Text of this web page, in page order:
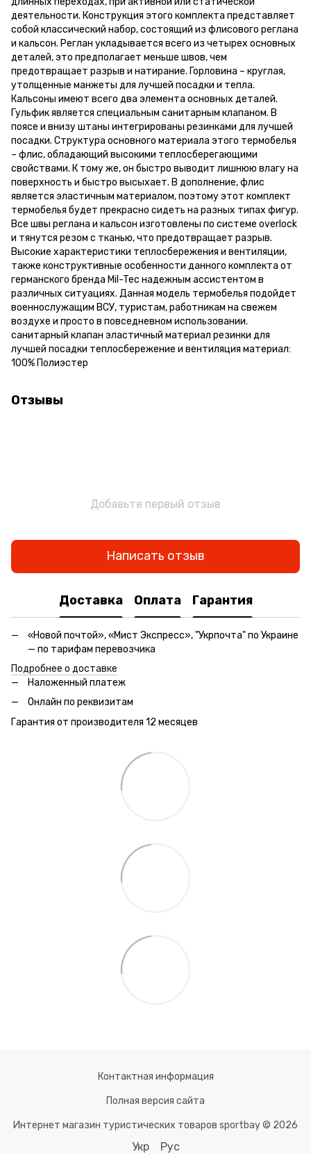
деятельности. Конструкция этого комплекта представляет
собой классический набор, состоящий из флисового реглана
и кальсон. Реглан укладывается всего из четырех основных
деталей, это предполагает меньше швов, чем
предотвращает разрыв и натирание. Горловина – круглая,
утолщенные манжеты для лучшей посадки и тепла.
Кальсоны имеют всего два элемента основных деталей.
Гульфик является специальным санитарным клапаном. В
поясе и внизу штаны интегрированы резинками для лучшей
посадки. Структура основного материала этого термобелья
– флис, обладающий высокими теплосберегающими
свойствами. К тому же, он быстро выводит лишнюю влагу на
поверхность и быстро высыхает. В дополнение, флис
является эластичным материалом, поэтому этот комплект
термобелья будет прекрасно сидеть на разных типах фигур.
Все швы реглана и кальсон изготовлены по системе overlock
и тянутся резом с тканью, что предотвращает разрыв.
Высокие характеристики теплосбережения и вентиляции,
также конструктивные особенности данного комплекта от
германского бренда Mil-Tec надежным ассистентом в
различных ситуациях. Данная модель термобелья подойдет
военнослужащим ВСУ, туристам, работникам на свежем
воздухе и просто в повседневном использовании.
санитарный клапан эластичный материал резинки для
лучшей посадки теплосбережение и вентиляция материал:
100% Полиэстер
Отзывы
Добавьте первый отзыв
Написать отзыв
Доставка Оплата Гарантия
«Новой почтой», «Мист Экспресс», "Укрпочта" по Украине
— по тарифам перевозчика
Подробнее о доставке
Наложенный платеж
Онлайн по реквизитам
Гарантия от производителя 12 месяцев
Контактная информация
Полная версия сайта
Интернет магазин туристических товаров sportbay © 2026
Укр Рус